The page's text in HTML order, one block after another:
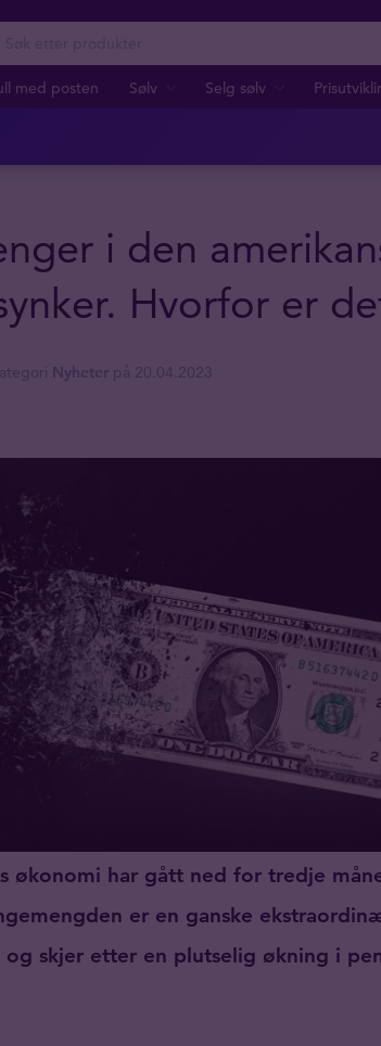
med posten Sølv Selg sølv
i den
Hvorfor er
økonomi har gått ned for tredje
er en ganske
skjer etter en plutselig økning i